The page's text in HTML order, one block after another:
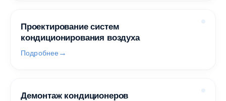
Проектирование систем
кондиционирования воздуха
Подробнее
Демонтаж кондиционеров